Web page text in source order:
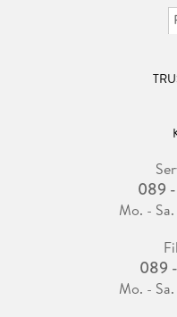
089
Mo. -
089
Mo. -